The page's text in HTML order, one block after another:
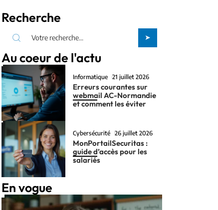
Recherche
Au coeur de l'actu
Informatique 21 juillet 2026
Erreurs courantes sur
webmail AC-Normandie
et comment les éviter
Cybersécurité 26 juillet 2026
MonPortailSecuritas :
guide d’accès pour les
salariés
En vogue